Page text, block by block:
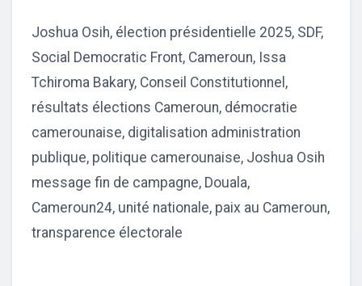
Joshua Osih, élection présidentielle 2025, SDF,
Social Democratic Front, Cameroun, Issa
Tchiroma Bakary, Conseil Constitutionnel,
résultats élections Cameroun, démocratie
camerounaise, digitalisation administration
publique, politique camerounaise, Joshua Osih
message fin de campagne, Douala,
Cameroun24, unité nationale, paix au Cameroun,
transparence électorale